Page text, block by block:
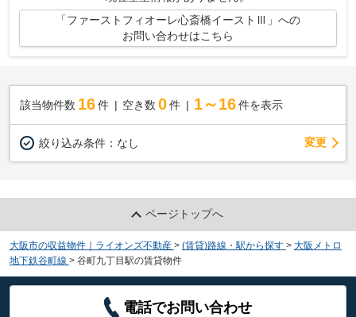
「ファーストフィオーレ心斎橋イーストⅢ」への
お問い合わせはこちら
該当物件数 16件 空き数 0 件 1～16 件を表示
絞り込み条件： なし 変更
ページトップへ
大阪市の収益物件｜ライオンズ不動産 > (賃貸)路線・駅から探す > 大阪メトロ
地下鉄谷町線 > 谷町九丁目駅の賃貸物件
電話でお問い合わせ